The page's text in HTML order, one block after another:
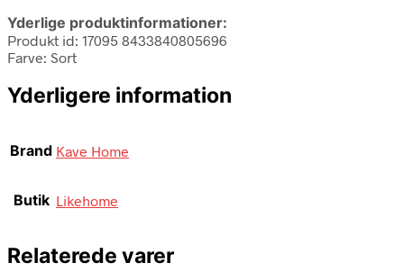
Yderlige produktinformationer:
Produkt id: 17095 8433840805696
Farve: Sort
Yderligere information
Brand Kave Home
Butik Likehome
Relaterede varer